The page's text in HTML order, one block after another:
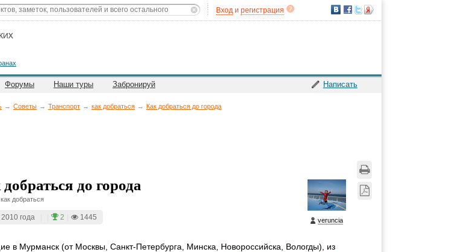
Вход и регистрация
Написать
Форумы Наши туры Забронируй
→ Советы → Транспорт → как добраться → Как добраться до города
veruncia
до города
добраться
года 2 1445
в Мурманск (от Москвы, Санкт-Петербурга, Минска, Новороссийска, Вологды), из